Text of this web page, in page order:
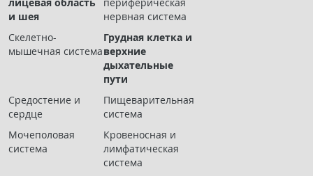
Чат RADIOMED
ОБРАЗОВАНИЕ
Интерактивные задания
Презентации
Журнал "Лучевая диагностика и терапия"
и шея
нервная система
Скелетно-
мышечная система
Грудная клетка и
верхние
дыхательные
пути
Средостение и
сердце
Пищеварительная
система
Мочеполовая
система
Кровеносная и
лимфатическая
система